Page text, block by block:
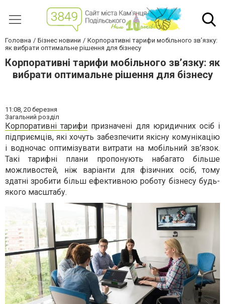
Головна Бізнес новини
Корпоративні тарифи мобільного зв’язку:
як вибрати оптимальне рішення для бізнесу
Корпоративні тарифи мобільного зв’язку: як
вибрати оптимальне рішення для бізнесу
11:08, 20 березня
Загальний розділ
Корпоративні тарифи призначені для юридичних осіб і
підприємців, які хочуть забезпечити якісну комунікацію
і водночас оптимізувати витрати на мобільний зв’язок.
Такі тарифні плани пропонують набагато більше
можливостей, ніж варіанти для фізичних осіб, тому
здатні зробити більш ефективною роботу бізнесу будь-
якого масштабу.